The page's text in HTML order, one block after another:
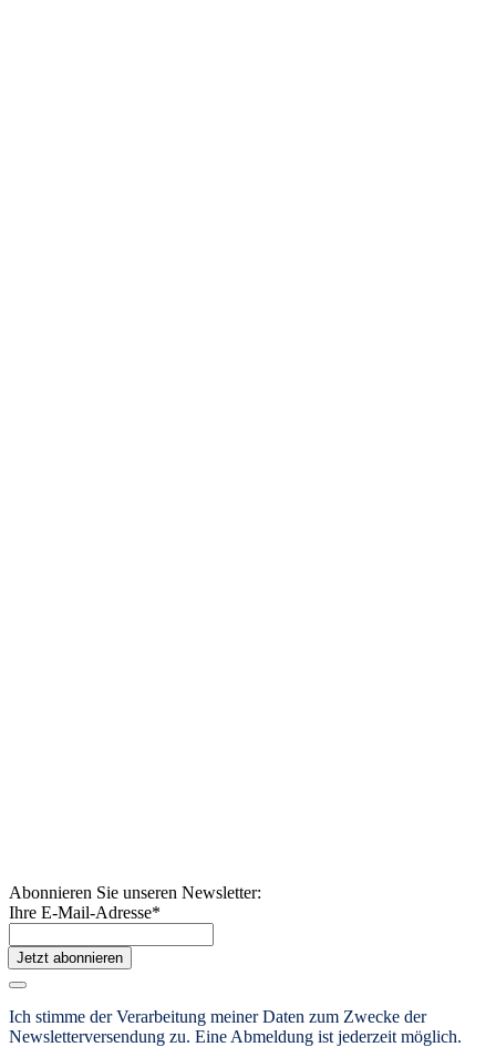
Abonnieren Sie unseren Newsletter:
Ihre E-Mail-Adresse*
Jetzt abonnieren
Ich stimme der Verarbeitung meiner Daten zum Zwecke der
Newsletterversendung zu. Eine Abmeldung ist jederzeit möglich.